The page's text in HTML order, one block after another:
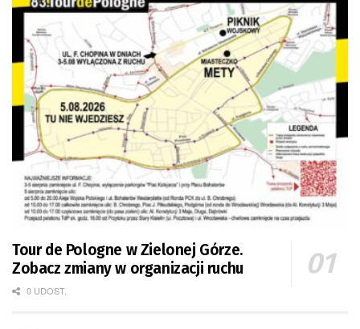
Tour de Pologne w Zielonej Górze.
Zobacz zmiany w organizacji ruchu
0 UDOST.